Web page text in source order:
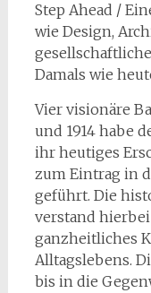
Step Ahead /
wie Design,
Damals wie
Vier visionäre
und 1914 habe
ihr heutiges
zum Eintrag in
geführt. Die
verstand
ganzheitliches
Alltagslebens.
bis in die